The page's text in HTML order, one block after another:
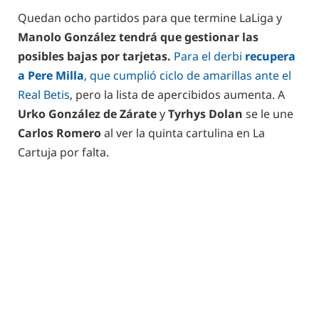
Quedan ocho partidos para que termine LaLiga y
Manolo González tendrá que gestionar las
posibles bajas por tarjetas. Para el derbi recupera
a Pere Milla, que cumplió ciclo de amarillas ante el
Real Betis, pero la lista de apercibidos aumenta. A
Urko González de ZárateyTyrhys Dolan se le une
Carlos Romeroal ver la quinta cartulina en La
Cartuja por falta.